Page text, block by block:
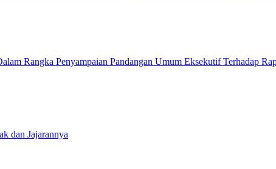
Rangka Penyampaian Pandangan Umum Eksekutif Terhadap
dan Jajarannya